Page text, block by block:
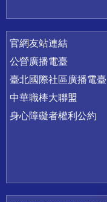
官網友站連結
公營廣播電臺
臺北國際社區廣播電臺
中華職棒大聯盟
身心障礙者權利公約